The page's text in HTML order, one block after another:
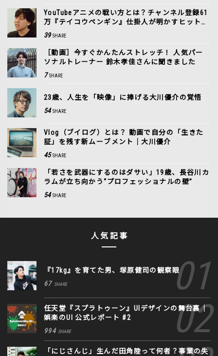
YouTubeアニメの戦い方とは？チャンネル登録61
万『テイコウペンギン』仕掛人が明かすヒットの
裏側
39 SHARE
［動画］今すぐかんたんストレッチ！ 人気パー
ソナルトレーナー 鈴木孝佳さんに聞きました
7 SHARE
23歳、人生を「映像」に捧げる大川優介の覚悟
54 SHARE
Vlog（ブイログ）とは？ 動画で自分の「生きた
証」を残す新ムーブメント｜大川優介
45 SHARE
「若さを武器にするのはダサい」19歳、長谷川カ
ラムが立ち向かう“プロフェッショナルの壁”
54 SHARE
人気記事
『17kg』を育てた男、塚原健司の観察眼
67 SHARE
任天堂『スプラトゥーン』UIデザインの舞台裏｜
娯楽のUI 公式レポート #2
994 SHARE
「にじさんじ」生んだ田角陸って何者？事業の失